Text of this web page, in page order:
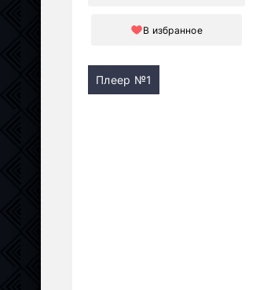
В избранное
Плеер №1